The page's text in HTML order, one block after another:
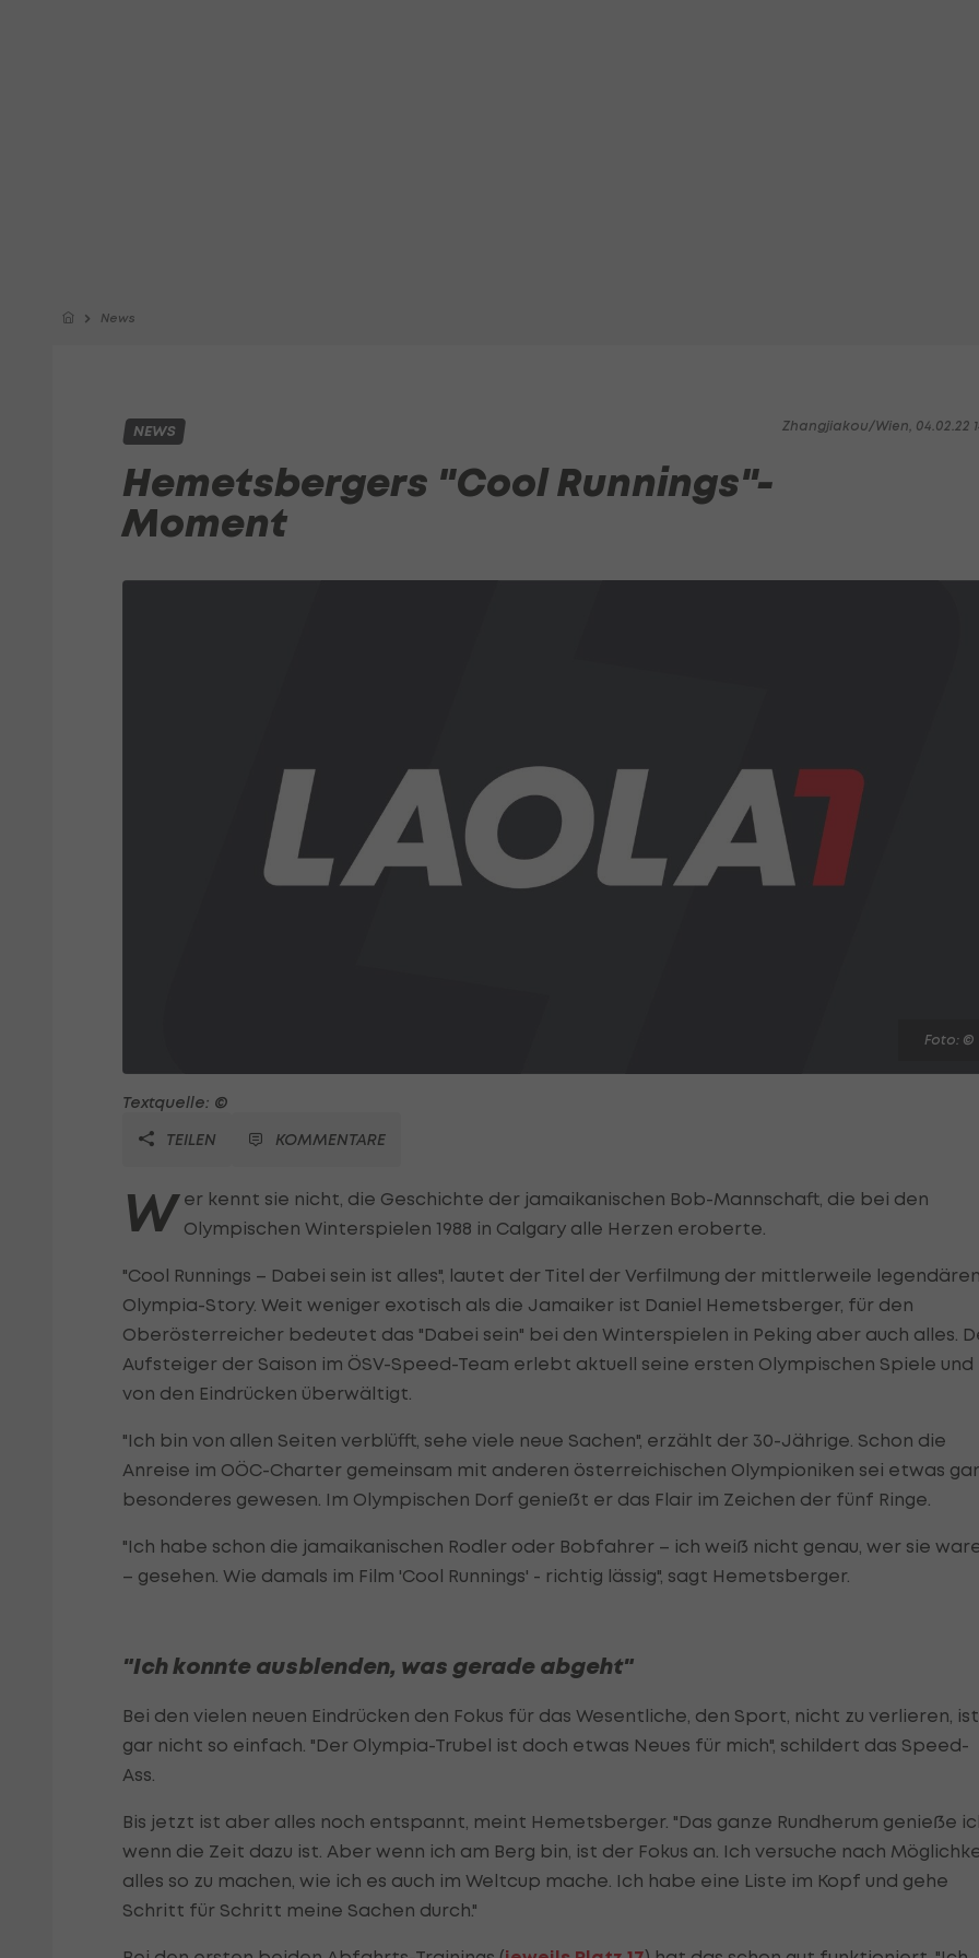
News
Zhangjiakou/Wien, 04.02.22
NEWS
Hemetsbergers "Cool Runnings"-
Moment
Foto: ©
Textquelle: ©
TEILEN
KOMMENTARE
W er kennt sie nicht, die Geschichte der jamaikanischen Bob-Mannschaft, die bei den
Olympischen Winterspielen 1988 in Calgary alle Herzen eroberte.
"Cool Runnings – Dabei sein ist alles", lautet der Titel der Verfilmung der mittlerweile
Olympia-Story. Weit weniger exotisch als die Jamaiker ist Daniel Hemetsberger, für den
Oberösterreicher bedeutet das "Dabei sein" bei den Winterspielen in Peking aber auch alles.
Aufsteiger der Saison im ÖSV-Speed-Team erlebt aktuell seine ersten Olympischen Spiele und
von den Eindrücken überwältigt.
"Ich bin von allen Seiten verblüfft, sehe viele neue Sachen", erzählt der 30-Jährige. Schon die
Anreise im OÖC-Charter gemeinsam mit anderen österreichischen Olympioniken sei etwas
besonderes gewesen. Im Olympischen Dorf genießt er das Flair im Zeichen der fünf Ringe.
"Ich habe schon die jamaikanischen Rodler oder Bobfahrer – ich weiß nicht genau, wer sie
– gesehen. Wie damals im Film 'Cool Runnings' - richtig lässig", sagt Hemetsberger.
"Ich konnte ausblenden, was gerade abgeht"
Bei den vielen neuen Eindrücken den Fokus für das Wesentliche, den Sport, nicht zu verlieren, ist
gar nicht so einfach. "Der Olympia-Trubel ist doch etwas Neues für mich", schildert das Speed-
Ass.
Bis jetzt ist aber alles noch entspannt, meint Hemetsberger. "Das ganze Rundherum genieße
wenn die Zeit dazu ist. Aber wenn ich am Berg bin, ist der Fokus an. Ich versuche nach
alles so zu machen, wie ich es auch im Weltcup mache. Ich habe eine Liste im Kopf und gehe
Schritt für Schritt meine Sachen durch."